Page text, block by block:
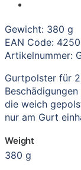
Gewicht: 380 g
EAN Code:
Artikelnummer:
Gurtpolster für
die weich
nur am Gurt
Weight
380 g